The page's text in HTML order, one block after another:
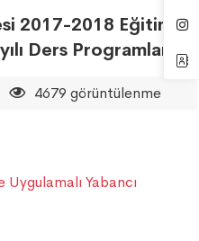
2017-2018 Eğitim
Ders Programları
4679 görüntülenme
Uygulamalı Yabancı